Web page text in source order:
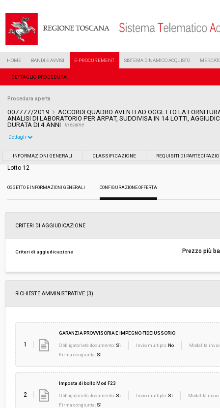
HOME BANDI E AVVISI E-PROCUREMENT SISTEMA DINAMICO ACQUISTO
DETTAGLIO PROCEDURA
Procedura aperta
007777/2019
ACCORDI QUADRO AVENTI AD OGGETTO LA
ANALISI DI LABORATORIO PER ARPAT, SUDDIVISA IN 14 LOTTI,
DURATA DI 4 ANNI
In esame
Tipo di contratto:
19/04/2019 11:35
Svolgimento:
Responsabile attuale:
A.R.P.A.T. - AGENZIA REGIONALE PER LA
AMBIENTALE DELLA TOSCANA - SETTORE
Dettagli
INFORMAZIONI GENERALI CLASSIFICAZIONE REQUISITI DI
Lotto 12
OGGETTO E INFORMAZIONI GENERALI CONFIGURAZIONE OFFERTA
CRITERI DI AGGIUDICAZIONE
Criteri di aggiudicazione Prezzo più
RICHIESTE AMMINISTRATIVE (3)
1
GARANZIA PROVVISORIA E IMPEGNO FIDEIUSSORIO
Obbligatorietà documento: Sì Invio multiplo: No
Modalità
Firma congiunta: Sì
2
Imposta di bollo Mod F23
Obbligatorietà documento: Sì Invio multiplo: Sì
Modalità invio
Firma congiunta: Sì